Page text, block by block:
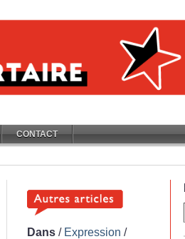
CONTACT
Dans / Expression /